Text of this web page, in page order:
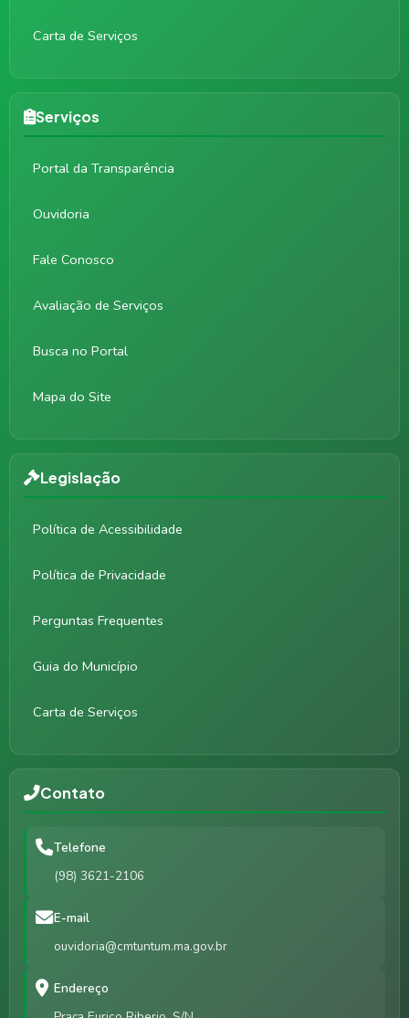
Carta de Serviços
Serviços
Portal da Transparência
Ouvidoria
Fale Conosco
Avaliação de Serviços
Busca no Portal
Mapa do Site
Legislação
Política de Acessibilidade
Política de Privacidade
Perguntas Frequentes
Guia do Município
Carta de Serviços
Contato
Telefone
(98) 3621-2106
E-mail
ouvidoria@cmtuntum.ma.gov.br
Endereço